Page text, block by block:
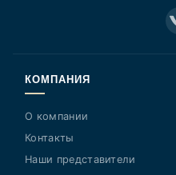
КОМПАНИЯ
О компании
Контакты
Наши представители